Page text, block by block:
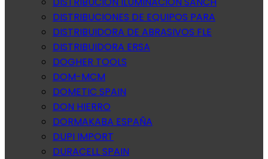
DISTRIBUCIONES DE EQUIPOS PARA
DISTRIBUIDORA DE ABRASIVOS FLE
DISTRIBUIDORA ERSA
DOGHER TOOLS
DOM-MCM
DOMETIC SPAIN
DON HIERRO
DORMAKABA ESPAÑA
DUPI IMPORT
DURACELL SPAIN